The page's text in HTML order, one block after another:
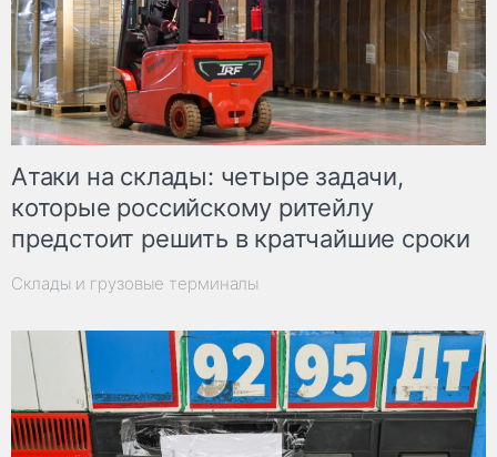
Атаки на склады: четыре задачи,
которые российскому ритейлу
предстоит решить в кратчайшие сроки
Склады и грузовые терминалы